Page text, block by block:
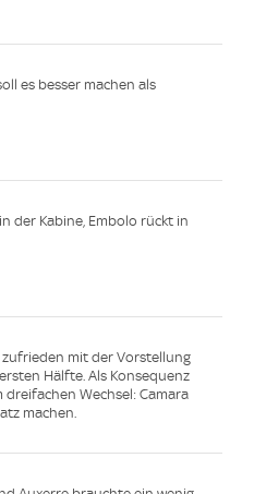
es besser machen als
der Kabine, Embolo rückt in
mit der Vorstellung
Hälfte. Als Konsequenz
Wechsel: Camara
machen.